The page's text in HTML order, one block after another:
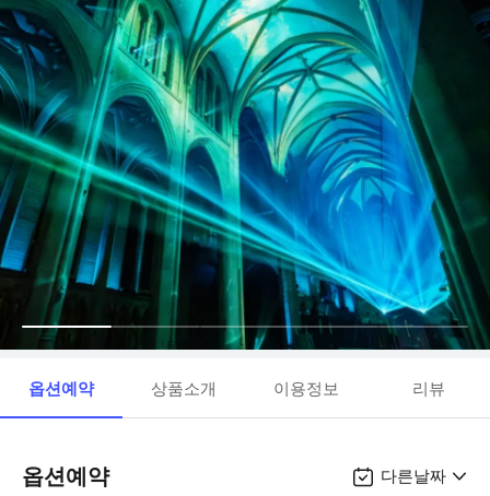
옵션예약 상품소개 이용정보 리뷰
옵션예약 다른날짜